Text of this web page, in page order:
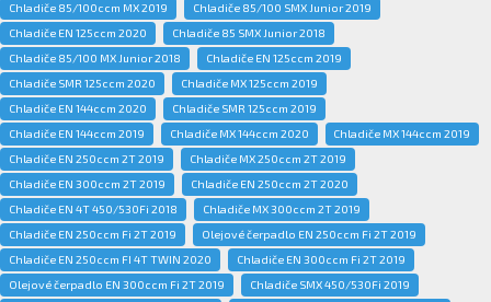
Chladiče 85/100ccm MX 2019
Chladiče 85/100 SMX Junior 2019
Chladiče EN 125ccm 2020
Chladiče 85 SMX Junior 2018
Chladiče 85/100 MX Junior 2018
Chladiče EN 125ccm 2019
Chladiče SMR 125ccm 2020
Chladiče MX 125ccm 2019
Chladiče EN 144ccm 2020
Chladiče SMR 125ccm 2019
Chladiče EN 144ccm 2019
Chladiče MX 144ccm 2020
Chladiče MX 144ccm 2019
Chladiče EN 250ccm 2T 2019
Chladiče MX 250ccm 2T 2019
Chladiče EN 300ccm 2T 2019
Chladiče EN 250ccm 2T 2020
Chladiče EN 4T 450/530Fi 2018
Chladiče MX 300ccm 2T 2019
Chladiče EN 250ccm Fi 2T 2019
Olejové čerpadlo EN 250ccm Fi 2T 2019
Chladiče EN 250ccm FI 4T TWIN 2020
Chladiče EN 300ccm Fi 2T 2019
Olejové čerpadlo EN 300ccm Fi 2T 2019
Chladiče SMX 450/530Fi 2019